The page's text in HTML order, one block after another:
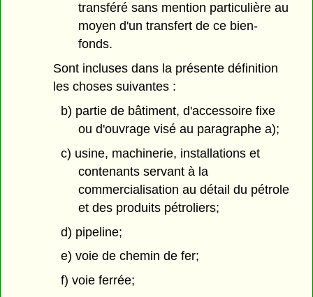
transféré sans mention particulière au
moyen d'un transfert de ce bien-
fonds.
Sont incluses dans la présente définition
les choses suivantes :
b) partie de bâtiment, d'accessoire fixe
ou d'ouvrage visé au paragraphe a);
c) usine, machinerie, installations et
contenants servant à la
commercialisation au détail du pétrole
et des produits pétroliers;
d) pipeline;
e) voie de chemin de fer;
f) voie ferrée;